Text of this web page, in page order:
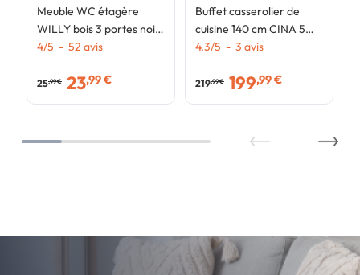
Meuble WC étagère
WILLY bois 3 portes noir
et hêtre
4/5 - 52 avis
25,99 € 23,99 €
Buffet casserolier de
cuisine 140 cm CINA 5
portes + 3 tiroirs façon
4.3/5 - 3 avis
219,99 € 199,99 €